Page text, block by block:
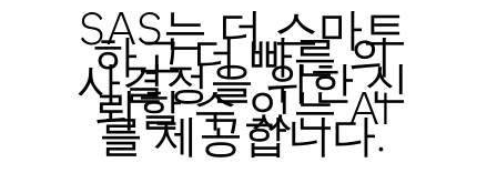
SAS는 더 스마트
하고 더 빠른 의
사결정을 위한 신
뢰할 수 있는 AI
를 제공합니다.